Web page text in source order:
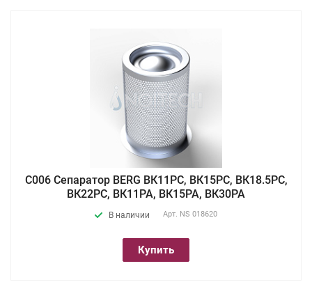
С006 Сепаратор BERG ВК11РС, ВК15РС, ВК18.5РС,
ВК22РС, ВК11РА, ВК15РА, ВК30РА
В наличии Арт. NS 018620
Купить